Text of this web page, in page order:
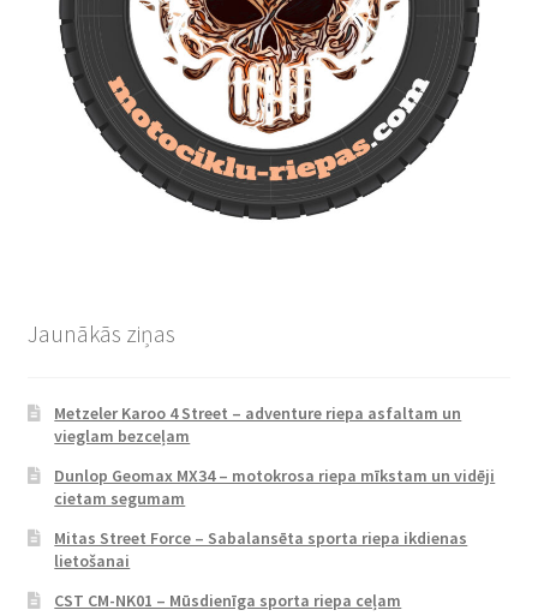
Jaunākās ziņas
Metzeler Karoo 4 Street – adventure riepa asfaltam un
vieglam bezceļam
Dunlop Geomax MX34 – motokrosa riepa mīkstam un vidēji
cietam segumam
Mitas Street Force – Sabalansēta sporta riepa ikdienas
lietošanai
CST CM-NK01 – Mūsdienīga sporta riepa ceļam